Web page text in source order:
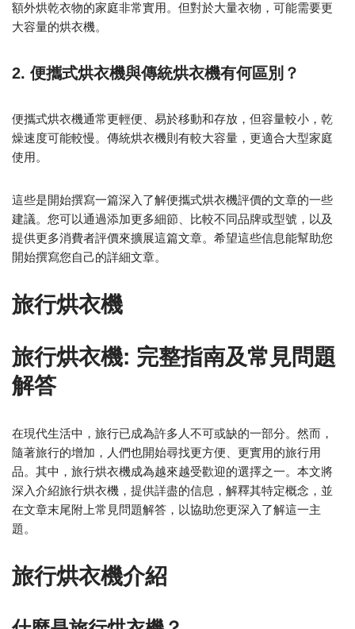
額外烘乾衣物的家庭非常實用。但對於大量衣物，可能需要更
大容量的烘衣機。
2. 便攜式烘衣機與傳統烘衣機有何區別？
便攜式烘衣機通常更輕便、易於移動和存放，但容量較小，乾
燥速度可能較慢。傳統烘衣機則有較大容量，更適合大型家庭
使用。
這些是開始撰寫一篇深入了解便攜式烘衣機評價的文章的一些
建議。您可以通過添加更多細節、比較不同品牌或型號，以及
提供更多消費者評價來擴展這篇文章。希望這些信息能幫助您
開始撰寫您自己的詳細文章。
旅行烘衣機
旅行烘衣機: 完整指南及常見問題
解答
在現代生活中，旅行已成為許多人不可或缺的一部分。然而，
隨著旅行的增加，人們也開始尋找更方便、更實用的旅行用
品。其中，旅行烘衣機成為越來越受歡迎的選擇之一。本文將
深入介紹旅行烘衣機，提供詳盡的信息，解釋其特定概念，並
在文章末尾附上常見問題解答，以協助您更深入了解這一主
題。
旅行烘衣機介紹